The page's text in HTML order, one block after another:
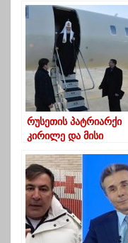
რუსეთის პატრიარქი
კირილე და მისი
თვითმფრინავი,
და მატარებელიც კი!